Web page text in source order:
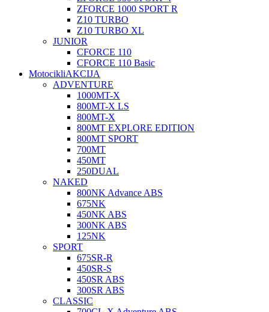
ZFORCE 1000 SPORT R
Z10 TURBO
Z10 TURBO XL
JUNIOR
CFORCE 110
CFORCE 110 Basic
MotocikliAKCIJA
ADVENTURE
1000MT-X
800MT-X LS
800MT-X
800MT EXPLORE EDITION
800MT SPORT
700MT
450MT
250DUAL
NAKED
800NK Advance ABS
675NK
450NK ABS
300NK ABS
125NK
SPORT
675SR-R
450SR-S
450SR ABS
300SR ABS
CLASSIC